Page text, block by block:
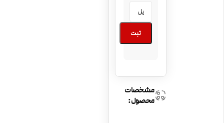
ثبت
مشخصات
محصول: